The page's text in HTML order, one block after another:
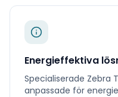
Energieffektiva
Specialiserade Zebra
anpassade för